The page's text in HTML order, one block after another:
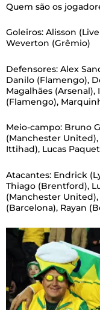
Quem são os
Goleiros: Alisson
Weverton (Grêmio)
Defensores: Alex
Danilo (Flamengo),
Magalhães (Arsenal),
(Flamengo),
Meio-campo: Bruno
(Manchester
Ittihad), Lucas
Atacantes: Endrick
Thiago (Brentford),
(Manchester
(Barcelona), Rayan